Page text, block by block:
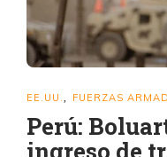
EE.UU. FUERZAS
Perú:
ingreso de